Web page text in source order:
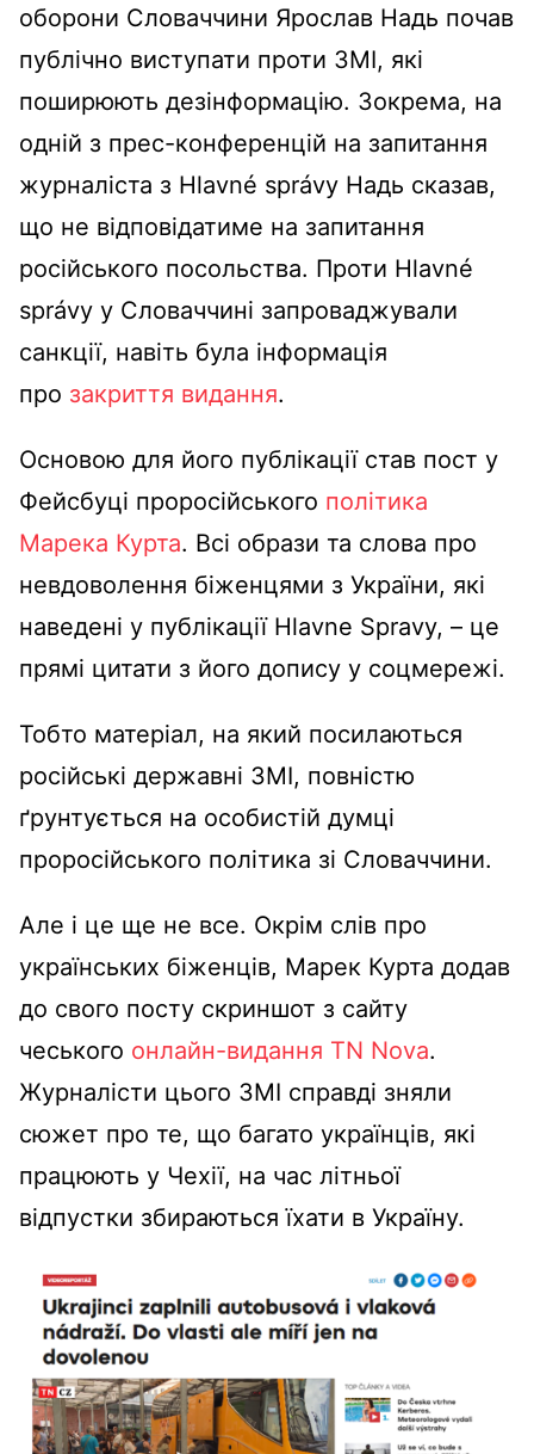
оборони Словаччини Ярослав Надь почав
публічно виступати проти ЗМІ, які
поширюють дезінформацію. Зокрема, на
одній з прес-конференцій на запитання
журналіста з Hlavné správy Надь сказав,
що не відповідатиме на запитання
російського посольства. Проти Hlavné
správy у Словаччині запроваджували
санкції, навіть була інформація
про закриття видання.
Основою для його публікації став пост у
Фейсбуці проросійського політика
Марека Курта. Всі образи та слова про
невдоволення біженцями з України, які
наведені у публікації Hlavne Spravy, – це
прямі цитати з його допису у соцмережі.
Тобто матеріал, на який посилаються
російські державні ЗМІ, повністю
ґрунтується на особистій думці
проросійського політика зі Словаччини.
Але і це ще не все. Окрім слів про
українських біженців, Марек Курта додав
до свого посту скриншот з сайту
чеського онлайн-видання TN Nova.
Журналісти цього ЗМІ справді зняли
сюжет про те, що багато українців, які
працюють у Чехії, на час літньої
відпустки збираються їхати в Україну.